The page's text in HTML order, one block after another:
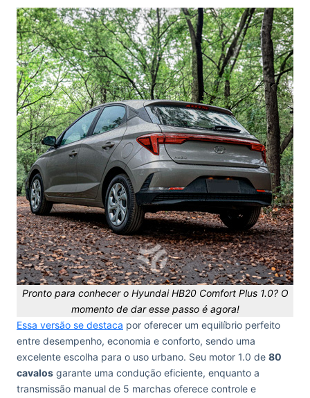
Pronto para conhecer o Hyundai HB20 Comfort Plus 1.0? O
momento de dar esse passo é agora!
Essa versão se destaca por oferecer um equilíbrio perfeito
entre desempenho, economia e conforto, sendo uma
excelente escolha para o uso urbano. Seu motor 1.0 de 80
cavalos garante uma condução eficiente, enquanto a
transmissão manual de 5 marchas oferece controle e